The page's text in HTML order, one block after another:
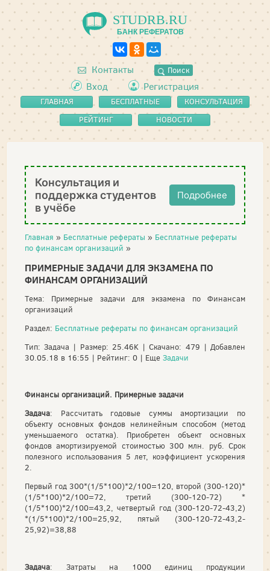
STUDRB.RU
БАНК РЕФЕРАТОВ
Контакты Поиск
Вход Регистрация
ГЛАВНАЯ
БЕСПЛАТНЫЕ
РЕФЕРАТЫ
КОНСУЛЬТАЦИЯ
РЕЙТИНГ
НОВОСТИ
Консультация и
поддержка студентов
в учёбе
Подробнее
Главная » Бесплатные рефераты » Бесплатные рефераты
по финансам организаций »
ПРИМЕРНЫЕ ЗАДАЧИ ДЛЯ ЭКЗАМЕНА ПО
ФИНАНСАМ ОРГАНИЗАЦИЙ
Тема: Примерные задачи для экзамена по Финансам
организаций
Раздел: Бесплатные рефераты по финансам организаций
Тип: Задача | Размер: 25.46K | Скачано: 479 | Добавлен
30.05.18 в 16:55 | Рейтинг: 0 | Еще Задачи
Финансы организаций. Примерные задачи
Задача: Рассчитать годовые суммы амортизации по
объекту основных фондов нелинейным способом (метод
уменьшаемого остатка). Приобретен объект основных
фондов амортизируемой стоимостью 300 млн. руб. Срок
полезного использования 5 лет, коэффициент ускорения
2.
Первый год 300*(1/5*100)*2/100=120, второй (300-120)*
(1/5*100)*2/100=72, третий (300-120-72) *
(1/5*100)*2/100=43,2, четвертый год (300-120-72-43,2)
*(1/5*100)*2/100=25,92, пятый (300-120-72-43,2-
25,92)=38,88
Задача: Затраты на 1000 единиц продукции